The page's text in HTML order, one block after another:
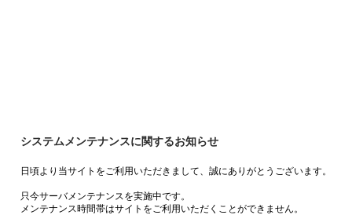
システムメンテナンスに関するお知らせ
日頃より当サイトをご利用いただきまして、誠にありがとうございます。
只今サーバメンテナンスを実施中です。
メンテナンス時間帯はサイトをご利用いただくことができません。